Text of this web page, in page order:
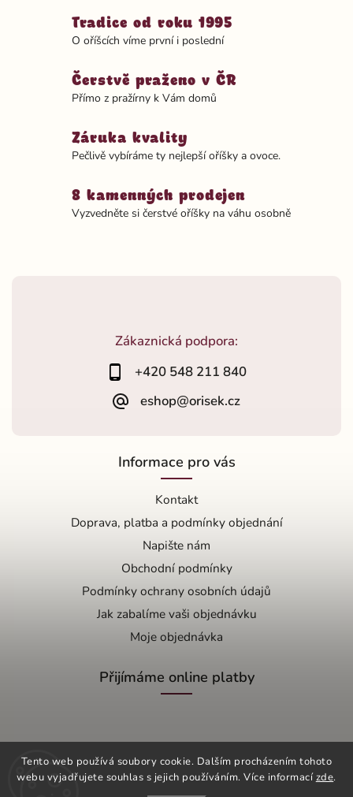
Tento web používá soubory cookie. Dalším procházením tohoto
webu vyjadřujete souhlas s jejich používáním. Více informacízde.
Tradice od roku 1995
O oříšcích víme první i poslední
Čerstvě praženo v ČR
Přímo z pražírny k Vám domů
Záruka kvality
Pečlivě vybíráme ty nejlepší oříšky a ovoce.
8 kamenných prodejen
Vyzvedněte si čerstvé oříšky na váhu osobně
Zákaznická podpora:
+420 548 211 840
eshop@orisek.cz
Informace pro vás
Kontakt
Doprava, platba a podmínky objednání
Napište nám
Obchodní podmínky
Podmínky ochrany osobních údajů
Jak zabalíme vaši objednávku
Moje objednávka
Přijímáme online platby
Copyright 2026OŘÍŠEK s.r.o.. Všechna práva vyhrazena.